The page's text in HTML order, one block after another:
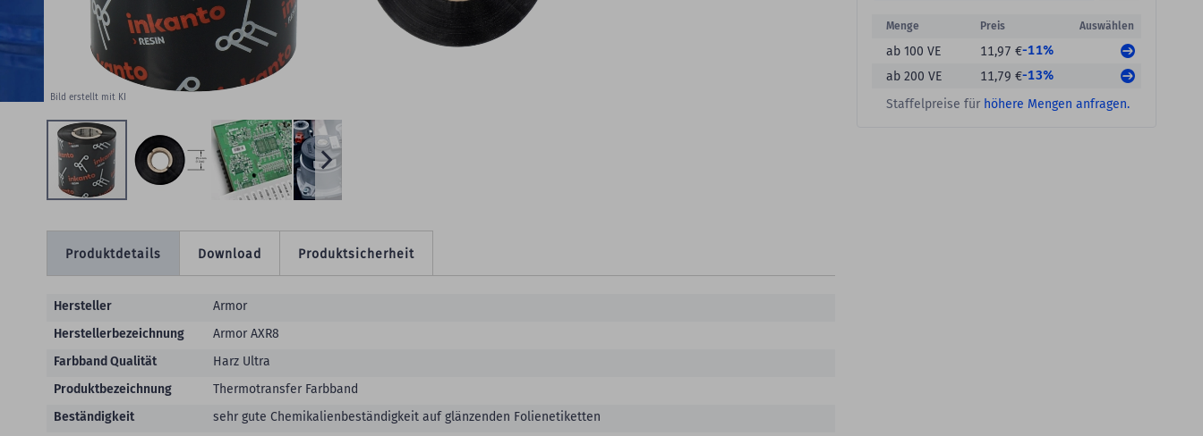
Bild erstellt mit KI
Weitere Produktdetails
Menge Preis Auswählen
ab 100 VE 11,97 €-11%
ab 200 VE
11,79 €-13%
Staffelpreise für höhere Mengen anfragen.
Produktdetails
Produktdetails
Hersteller
Armor
Herstellerbezeichnung
Armor AXR8
Farbband Qualität
Harz Ultra
Produktbezeichnung
Thermotransfer Farbband
Beständigkeit
sehr gute Chemikalienbeständigkeit auf glänzenden Folienetiketten
Download Produktsicherheit